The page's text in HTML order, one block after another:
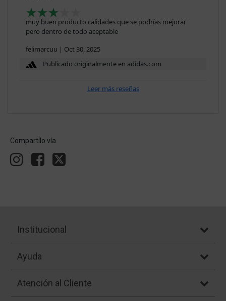
muy buen producto calidades que se podrías mejorar
pero dentro de todo aceptable
felimarcuu | Oct 30, 2025
Publicado originalmente en adidas.com
Leer más reseñas
Compartílo vía
Institucional
Ayuda
Atención al Cliente